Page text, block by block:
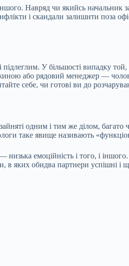
Навряд чи якийсь
і скандали залишити поза
У більшості випадку
або рядовий менеджер —
себе, чи готові ви до
одним і тим же ділом,
таке явище називають
емоційність і того, і
яких обидва партнери успішні